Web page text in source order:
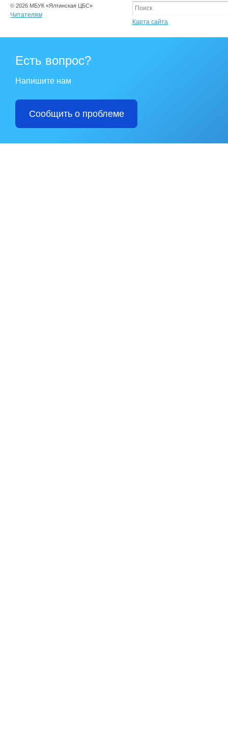
© 2026 МБУК «Ялтинская ЦБС»
Читателям
Карта сайта
Есть вопрос?
Напишите нам
Сообщить о проблеме